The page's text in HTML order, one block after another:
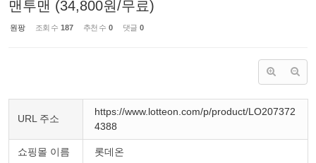
맨투맨 (34,800원/무료)
원팡 조회 수 187 추천 수 0 댓글 0
URL 주소
https://www.lotteon.com/p/product/LO207372
4388
쇼핑몰 이름 롯데온